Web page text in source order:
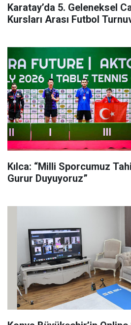
Karatay’da 5. Geleneksel
Kursları Arası Futbol
Kılca: “Milli Sporcumuz
Gurur Duyuyoruz”